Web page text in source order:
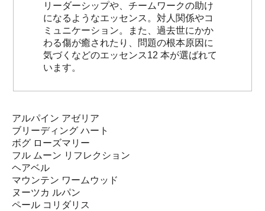
リーダーシップや、チームワークの助け
になるようなエッセンス。対人関係やコ
ミュニケーション。また、過去世にかか
わる傷が癒されたり、問題の根本原因に
気づくなどのエッセンス12 本が選ばれて
います。
アルパイン アゼリア
ブリーディング ハート
ボグ ローズマリー
フル ムーン リフレクション
ヘアベル
マウンテン ワームウッド
ヌーツカ ルパン
ペール コリダリス